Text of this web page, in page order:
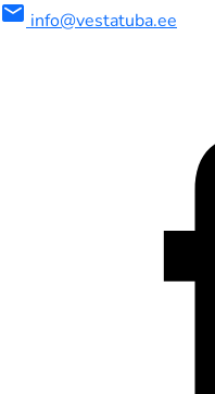
mail info@vestatuba.ee